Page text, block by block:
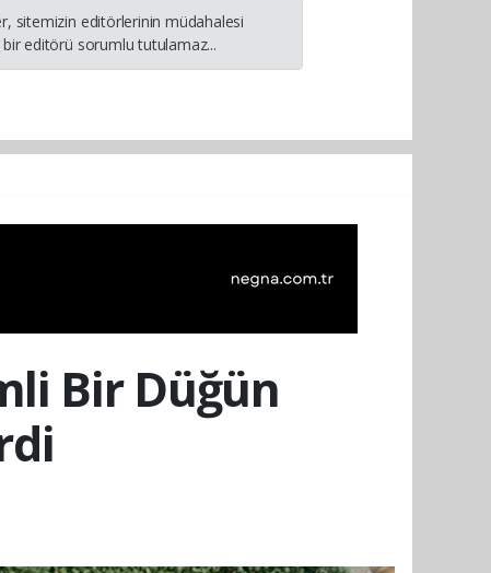
sitemizin editörlerinin müdahalesi
editörü sorumlu tutulamaz...
Bir Düğün